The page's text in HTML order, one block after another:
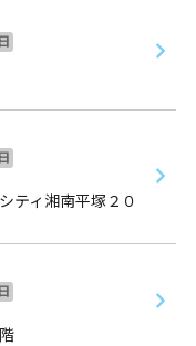
日
日
ティ湘南平塚２０
日